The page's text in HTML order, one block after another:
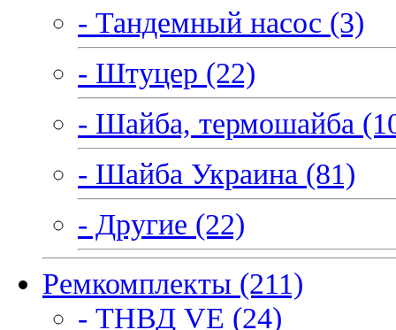
- Тандемный насос (3)
- Штуцер (22)
- Шайба, термошайба
- Шайба Украина (81)
- Другие (22)
Ремкомплекты (211)
- ТНВД VE (24)